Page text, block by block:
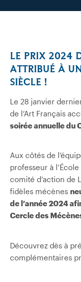
LE PRIX 2024
ATTRIBUÉ À
SIÈCLE !
Le 28 janvier
de l’Art Français
soirée annuelle du
Aux côtés de
professeur à
comité d’action de
fidèles mécènes
de l’année 2024
Cercle des
Découvrez dès à
complémentaires